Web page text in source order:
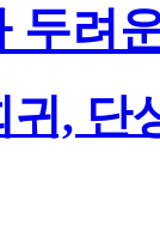
두려
, 단